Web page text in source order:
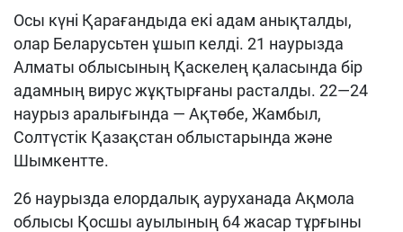
Осы күні Қарағандыда екі адам анықталды,
олар Беларусьтен ұшып келді. 21 наурызда
Алматы облысының Қаскелең қаласында бір
адамның вирус жұқтырғаны расталды. 22—24
наурыз аралығында — Ақтөбе, Жамбыл,
Солтүстік Қазақстан облыстарында және
Шымкентте.
26 наурызда елордалық ауруханада Ақмола
облысы Қосшы ауылының 64 жасар тұрғыны